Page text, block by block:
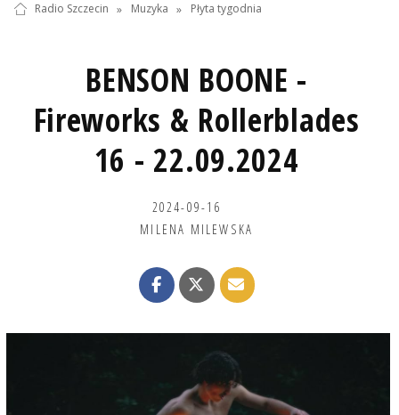
Radio Szczecin » Muzyka » Płyta tygodnia
BENSON BOONE -
Fireworks & Rollerblades
16 - 22.09.2024
2024-09-16
MILENA MILEWSKA